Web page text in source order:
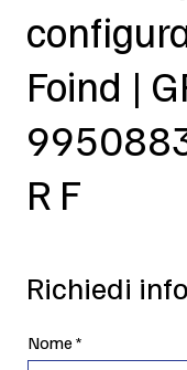
Foind |
R F
Richiedi
Nome